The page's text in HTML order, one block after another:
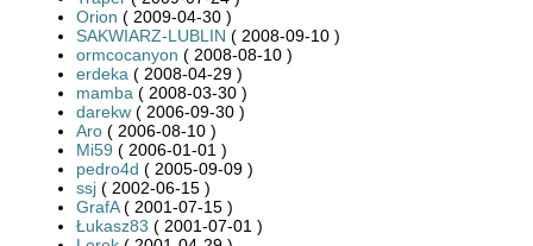
Orion ( 2009-04-30 )
SAKWIARZ-LUBLIN ( 2008-09-10 )
ormcocanyon ( 2008-08-10 )
erdeka ( 2008-04-29 )
mamba ( 2008-03-30 )
darekw ( 2006-09-30 )
Aro ( 2006-08-10 )
Mi59 ( 2006-01-01 )
pedro4d ( 2005-09-09 )
ssj ( 2002-06-15 )
GrafA( 2001-07-15 )
Łukasz83 ( 2001-07-01 )